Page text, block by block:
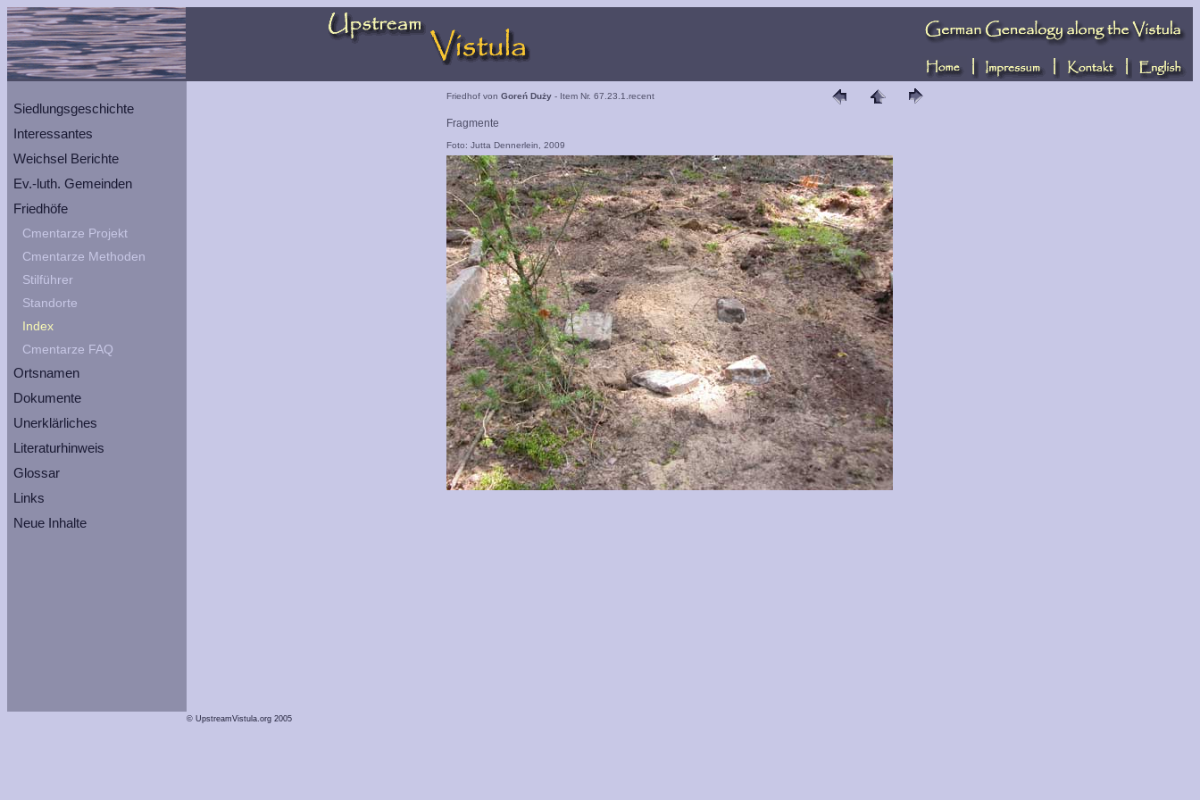
Siedlungsgeschichte
Interessantes
Weichsel Berichte
Ev.-luth. Gemeinden
Friedhöfe
Cmentarze Projekt
Cmentarze Methoden
Stilführer
Standorte
Index
Cmentarze FAQ
Ortsnamen
Dokumente
Unerklärliches
Literaturhinweis
Glossar
Links
Neue Inhalte
Friedhof von Goreń Duży - Item Nr. 67.23.1.recent
Fragmente
Foto: Jutta Dennerlein, 2009
© UpstreamVistula.org 2005